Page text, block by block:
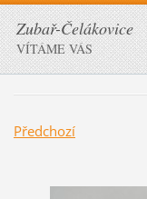
Zubař-Čelákovice
VÍTÁME VÁS
Předchozí